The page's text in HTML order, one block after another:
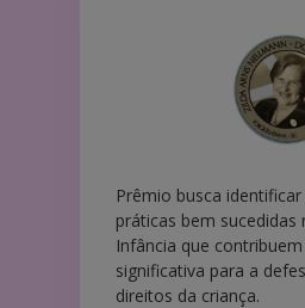
Prêmio busca
práticas bem sucedidas
Infância que
significativa para a
direitos da criança.